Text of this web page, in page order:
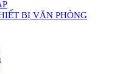
BỊ VĂN PHÒNG